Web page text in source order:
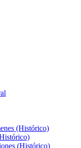
(Histórico)
(Histórico)